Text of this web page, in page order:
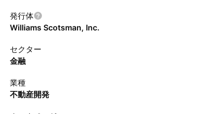
発行体
Williams Scotsman, Inc.
セクター
金融
業種
不動産開発